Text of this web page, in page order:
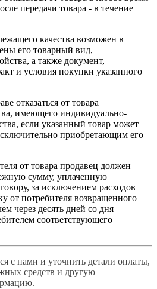
передачи товара - в течение
качества возможен в
его товарный вид,
а также документ,
и условия покупки указанного
отказаться от товара
имеющего индивидуально-
если указанный товар может
приобретающим его
от товара продавец должен
сумму, уплаченную
за исключением расходов
от потребителя возвращенного
через десять дней со дня
соответствующего
с нами и уточнить детали оплаты,
средств и другую